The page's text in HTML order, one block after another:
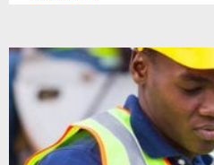
Omgevingsplan:
kennismaken
met
theorie
en
praktijk